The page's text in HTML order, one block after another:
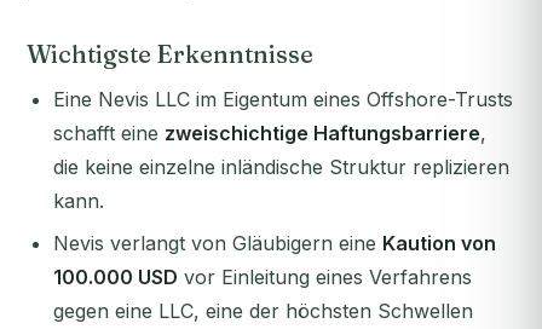
Wichtigste Erkenntnisse
Eine Nevis LLC im Eigentum eines Offshore-Trusts
schafft eine zweischichtige Haftungsbarriere,
die keine einzelne inländische Struktur replizieren
kann.
Nevis verlangt von Gläubigern eine Kaution von
100.000 USD vor Einleitung eines Verfahrens
gegen eine LLC, eine der höchsten Schwellen